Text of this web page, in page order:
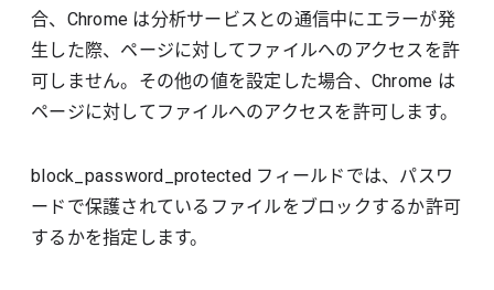
合、Chrome は分析サービスとの通信中にエラーが発
生した際、ページに対してファイルへのアクセスを許
可しません。その他の値を設定した場合、Chrome は
ページに対してファイルへのアクセスを許可します。
block_password_protected フィールドでは、パスワ
ードで保護されているファイルをブロックするか許可
するかを指定します。